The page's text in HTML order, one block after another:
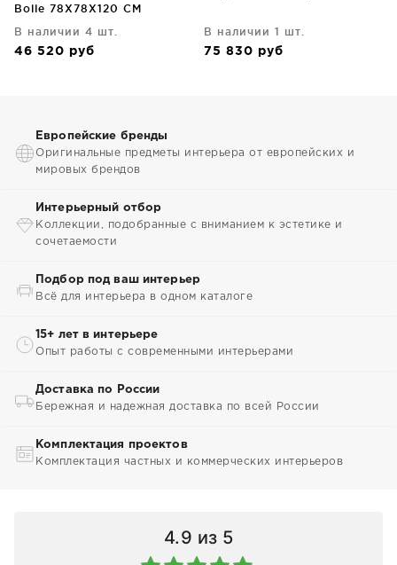
Bolle 78X78X120 CM
В наличии 4 шт.
46 520 руб
В наличии 1 шт.
75 830 руб
Европейские бренды
Оригинальные предметы интерьера от европейских и
мировых брендов
Интерьерный отбор
Коллекции, подобранные с вниманием к эстетике и
сочетаемости
Подбор под ваш интерьер
Всё для интерьера в одном каталоге
15+ лет в интерьере
Опыт работы с современными интерьерами
Доставка по России
Бережная и надежная доставка по всей России
Комплектация проектов
Комплектация частных и коммерческих интерьеров
4.9 из 5